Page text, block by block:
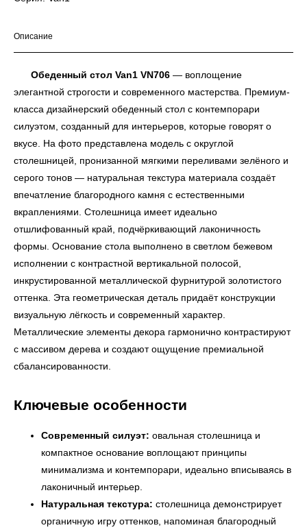
Описание
Обеденный стол Van1 VN706 — воплощение
элегантной строгости и современного мастерства. Премиум-
класса дизайнерский обеденный стол с контемпорари
силуэтом, созданный для интерьеров, которые говорят о
вкусе. На фото представлена модель с округлой
столешницей, пронизанной мягкими переливами зелёного и
серого тонов — натуральная текстура материала создаёт
впечатление благородного камня с естественными
вкраплениями. Столешница имеет идеально
отшлифованный край, подчёркивающий лаконичность
формы. Основание стола выполнено в светлом бежевом
исполнении с контрастной вертикальной полосой,
инкрустированной металлической фурнитурой золотистого
оттенка. Эта геометрическая деталь придаёт конструкции
визуальную лёгкость и современный характер.
Металлические элементы декора гармонично контрастируют
с массивом дерева и создают ощущение премиальной
сбалансированности.
Ключевые особенности
Современный силуэт: овальная столешница и
компактное основание воплощают принципы
минимализма и контемпорари, идеально вписываясь в
лаконичный интерьер.
Натуральная текстура: столешница демонстрирует
органичную игру оттенков, напоминая благородный